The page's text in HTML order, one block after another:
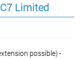
Limited
possible) -